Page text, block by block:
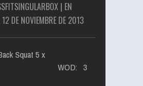
| EN
12 DE NOVIEMBRE DE 2013
Squat 5 x
3